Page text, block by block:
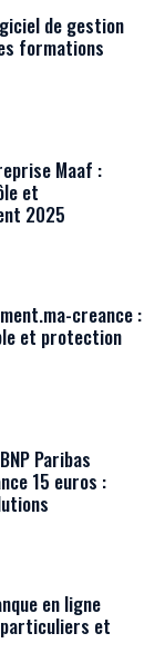
de gestion
formations
Maaf :
et
2025
creance :
et protection
Paribas
15 euros :
en ligne
et